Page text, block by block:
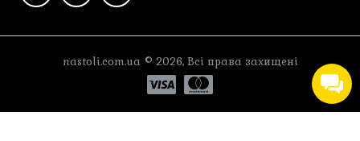
nastoli.com.ua © 2026, Всі права захищені